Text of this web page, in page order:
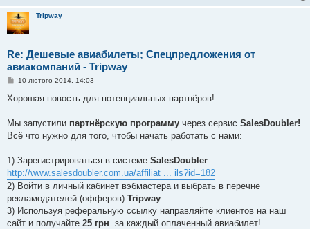
Tripway
Re: Дешевые авиабилеты; Спецпредложения от
авиакомпаний - Tripway
П
в
о
л
н
я
10 лютого 2014, 14:03
Хорошая новость для потенциальных партнёров!
Мы запустили партнёрскую программу через сервис SalesDoubler!
Всё что нужно для того, чтобы начать работать с нами:
1) Зарегистрироваться в системе SalesDoubler
http://www.salesdoubler.com.ua/affiliat ... ils?id=182
2) Войти в личный кабинет вэбмастера и выбрать в перечне
рекламодателей (офферов) Tripway
3) Используя реферальную ссылку направляйте клиентов на наш
сайт и получайте 25 грн . за каждый оплаченный авиабилет!